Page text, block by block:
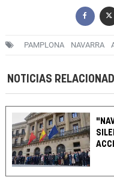
PAMPLONA NAVARRA
NOTICIAS